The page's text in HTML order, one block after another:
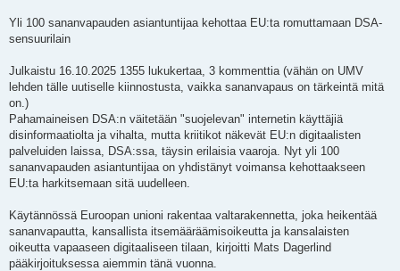
Yli 100 sananvapauden asiantuntijaa kehottaa EU:ta romuttamaan DSA-
sensuurilain
Julkaistu 16.10.2025 1355 lukukertaa, 3 kommenttia (vähän on UMV
lehden tälle uutiselle kiinnostusta, vaikka sananvapaus on tärkeintä mitä
on.)
Pahamaineisen DSA:n väitetään "suojelevan" internetin käyttäjiä
disinformaatiolta ja vihalta, mutta kriitikot näkevät EU:n digitaalisten
palveluiden laissa, DSA:ssa, täysin erilaisia ​​vaaroja. Nyt yli 100
sananvapauden asiantuntijaa on yhdistänyt voimansa kehottaakseen
EU:ta harkitsemaan sitä uudelleen.
Käytännössä Euroopan unioni rakentaa valtarakennetta, joka heikentää
sananvapautta, kansallista itsemääräämisoikeutta ja kansalaisten
oikeutta vapaaseen digitaaliseen tilaan, kirjoitti Mats Dagerlind
pääkirjoituksessa aiemmin tänä vuonna.